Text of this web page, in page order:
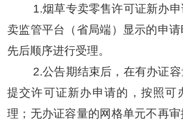
1.烟草专卖零售许可证新办
卖监管平台（省局端）
显示的申请
先后顺序进行受理。
2.公告期结束后， 在有办证
提交许可证新办申请的，按照可
理 ； 无办证容量的网格单元不再